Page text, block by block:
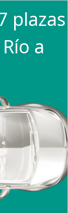
plazas
a